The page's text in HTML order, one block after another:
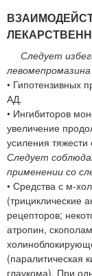
Следует
• Гипотензивных
АД.
• Ингибиторов
увеличение
усиления
Следует
применении со
• Средства с м-
(трициклические
рецепторов;
атропин,
(паралитическая
глаукома). При